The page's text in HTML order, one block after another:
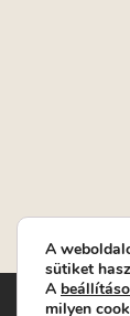
Turay
A
sütiket
A
milyen